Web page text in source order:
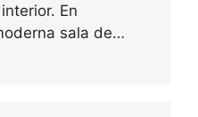
En
sala de…